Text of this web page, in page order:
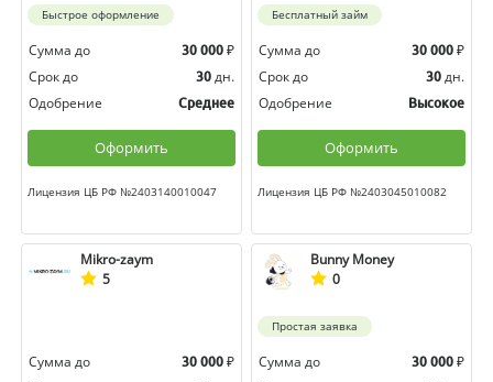
Быстрое оформление
Сумма до 30 000 ₽
Срок до
30 дн.
Одобрение
Среднее
Оформить
Лицензия ЦБ РФ №2403140010047
Бесплатный займ
Сумма до 30 000 ₽
Срок до
30 дн.
Одобрение
Высокое
Оформить
Лицензия ЦБ РФ №2403045010082
Mikro-zaym
5
Сумма до 30 000 ₽
Bunny Money
0
Простая заявка
Сумма до 30 000 ₽